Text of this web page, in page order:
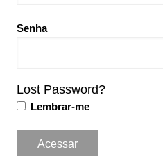
Senha
Lost Password?
Lembrar-me